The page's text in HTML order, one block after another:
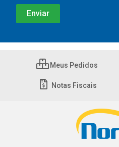
Meus Pedidos
Notas Fiscais